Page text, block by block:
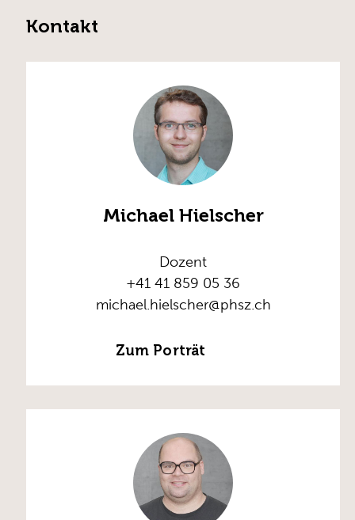
Kontakt
Michael Hielscher
Dozent
+41 41 859 05 36
michael.hielscher@phsz.ch
Zum Porträt